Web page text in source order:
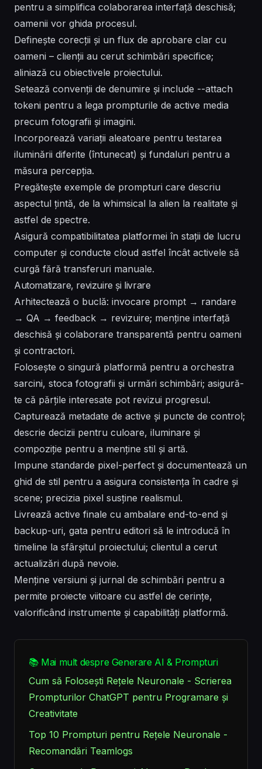
pentru a simplifica colaborarea interfață deschisă;
oamenii vor ghida procesul.
Definește corecții și un flux de aprobare clar cu
oameni – clienții au cerut schimbări specifice;
aliniază cu obiectivele proiectului.
Setează convenții de denumire și include --attach
tokeni pentru a lega prompturile de active media
precum fotografii și imagini.
Incorporează variații aleatoare pentru testarea
iluminării diferite (întunecat) și fundaluri pentru a
măsura percepția.
Pregătește exemple de prompturi care descriu
aspectul țintă, de la whimsical la alien la realitate și
astfel de spectre.
Asigură compatibilitatea platformei în stații de lucru
computer și conducte cloud astfel încât activele să
curgă fără transferuri manuale.
Automatizare, revizuire și livrare
Arhitectează o buclă: invocare prompt → randare
→ QA → feedback → revizuire; menține interfață
deschisă și colaborare transparentă pentru oameni
și contractori.
Folosește o singură platformă pentru a orchestra
sarcini, stoca fotografii și urmări schimbări; asigură-
te că părțile interesate pot revizui progresul.
Capturează metadate de active și puncte de control;
descrie decizii pentru culoare, iluminare și
compoziție pentru a menține stil și artă.
Impune standarde pixel-perfect și documentează un
ghid de stil pentru a asigura consistența în cadre și
scene; precizia pixel susține realismul.
Livrează active finale cu ambalare end-to-end și
backup-uri, gata pentru editori să le introducă în
timeline la sfârșitul proiectului; clientul a cerut
actualizări după nevoie.
Menține versiuni și jurnal de schimbări pentru a
permite proiecte viitoare cu astfel de cerințe,
valorificând instrumente și capabilități platformă.
📚 Mai mult despre Generare AI & Prompturi
Cum să Folosești Rețele Neuronale - Scrierea
Prompturilor ChatGPT pentru Programare și
Creativitate
Top 10 Prompturi pentru Rețele Neuronale -
Recomandări Teamlogs